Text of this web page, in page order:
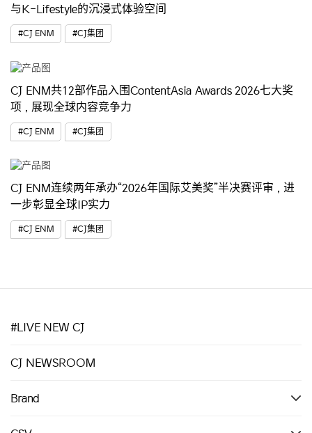
与K-Lifestyle的沉浸式体验空间
#CJ ENM #CJ集团
CJ ENM共12部作品入围ContentAsia Awards 2026七大奖
项，展现全球内容竞争力
#CJ ENM #CJ集团
CJ ENM连续两年承办“2026年国际艾美奖”半决赛评审，进
一步彰显全球IP实力
#CJ ENM #CJ集团
#LIVE NEW CJ
CJ NEWSROOM
Brand